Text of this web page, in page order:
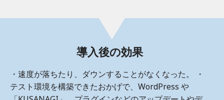
導入後の効果
・速度が落ちたり、ダウンすることがなくなった。 ・
テスト環境を構築できたおかげで、WordPress や